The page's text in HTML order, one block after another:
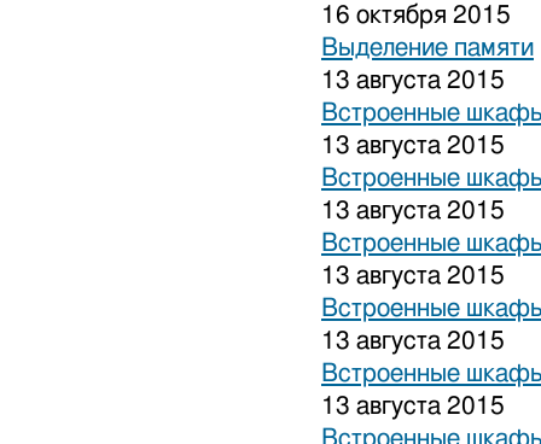
16 октября 2015
Выделение памяти
13 августа 2015
Встроенные
13 августа 2015
Встроенные
13 августа 2015
Встроенные
13 августа 2015
Встроенные
13 августа 2015
Встроенные
13 августа 2015
Встроенные